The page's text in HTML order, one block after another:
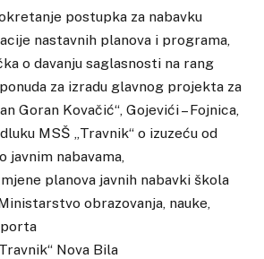
postupka za nabavku
nastavnih planova i programa,
o davanju saglasnosti na rang
za izradu glavnog projekta za
Goran Kovačić“, Gojevići – Fojnica,
MSŠ „Travnik“ o izuzeću od
javnim nabavama,
planova javnih nabavki škola
obrazovanja, nauke,
Nova Bila